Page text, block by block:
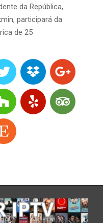
da República,
participará da
de 25